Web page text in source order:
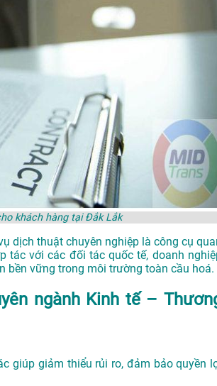
khách hàng tại Đắk Lắk
dịch thuật chuyên nghiệp là công cụ
tác với các đối tác quốc tế, doanh
bền vững trong môi trường toàn cầu hoá.
ngành Kinh tế –
giúp giảm thiểu rủi ro, đảm bảo quyền